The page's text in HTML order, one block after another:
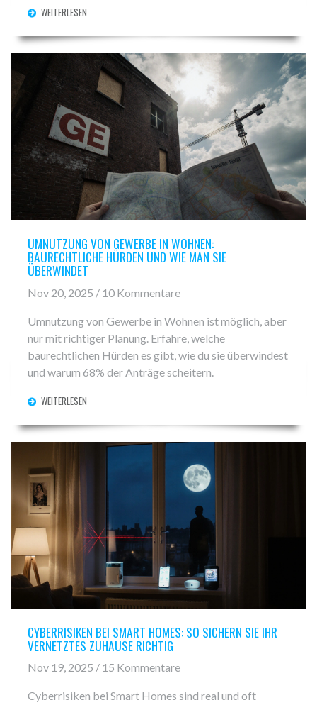
WEITERLESEN
UMNUTZUNG VON GEWERBE IN WOHNEN:
BAURECHTLICHE HÜRDEN UND WIE MAN SIE
ÜBERWINDET
Nov 20, 2025 / 10 Kommentare
Umnutzung von Gewerbe in Wohnen ist möglich, aber
nur mit richtiger Planung. Erfahre, welche
baurechtlichen Hürden es gibt, wie du sie überwindest
und warum 68% der Anträge scheitern.
WEITERLESEN
CYBERRISIKEN BEI SMART HOMES: SO SICHERN SIE IHR
VERNETZTES ZUHAUSE RICHTIG
Nov 19, 2025 / 15 Kommentare
Cyberrisiken bei Smart Homes sind real und oft